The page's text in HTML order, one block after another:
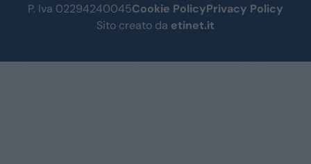
P. Iva 02294240045Cookie PolicyPrivacy Policy
Sito creato da etinet.it